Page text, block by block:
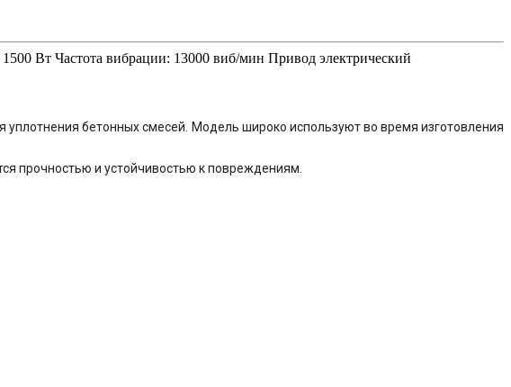
Вт Частота вибрации: 13000 виб/мин Привод электрический
бетонных смесей. Модель широко используют во время изготовления
прочностью и устойчивостью к повреждениям.